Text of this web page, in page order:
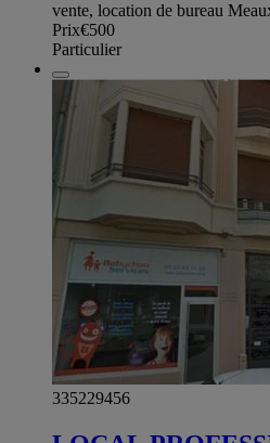
vente, location de bureau
Prix€500
Particulier
335229456